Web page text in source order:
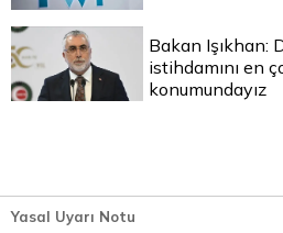
Bakan Işıkhan:
istihdamını en
konumundayız
Yasal Uyarı Notu